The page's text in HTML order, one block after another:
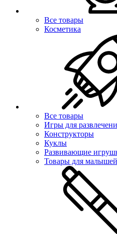
Все товары
Косметика
Все товары
Игры для
Конструкторы
Куклы
Развивающие
Товары для малышей